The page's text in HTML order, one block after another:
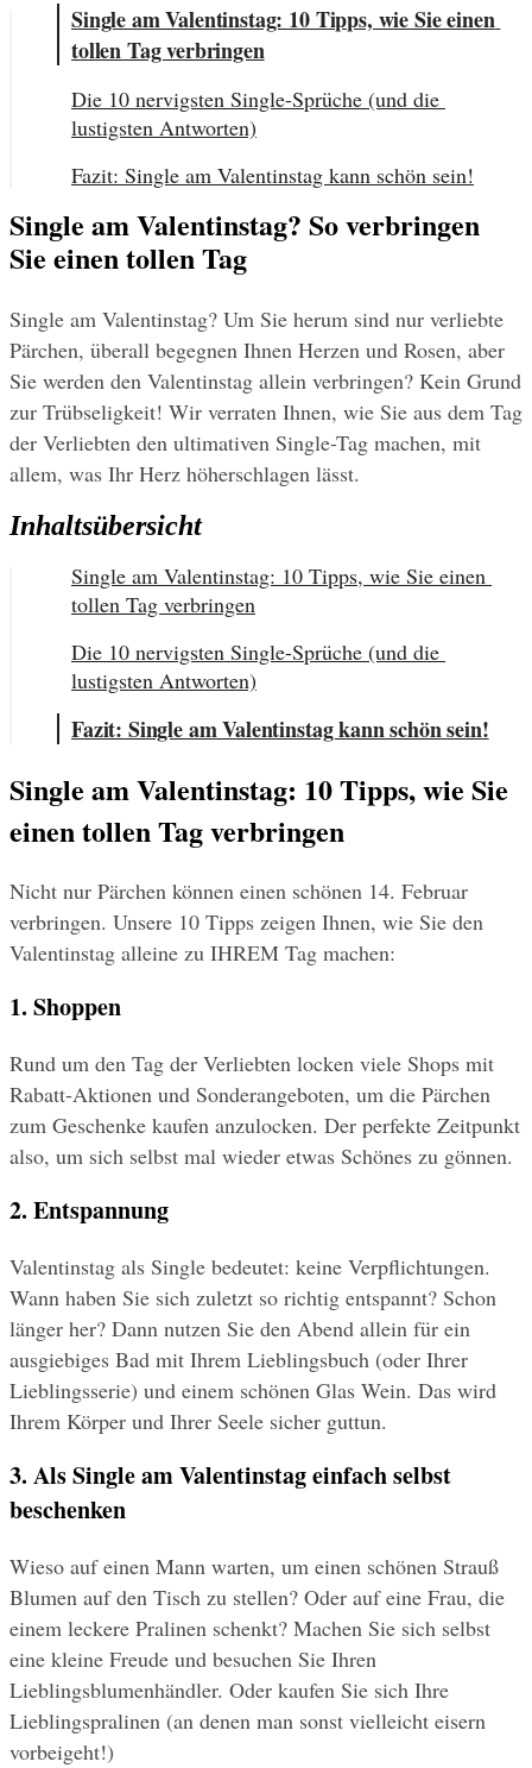
Single am Valentinstag: 10 Tipps, wie Sie einen
tollen Tag verbringen
Die 10 nervigsten Single-Sprüche (und die
lustigsten Antworten)
Fazit: Single am Valentinstag kann schön sein!
Single am Valentinstag? So verbringen
Sie einen tollen Tag
Single am Valentinstag? Um Sie herum sind nur verliebte
Pärchen, überall begegnen Ihnen Herzen und Rosen, aber
Sie werden den Valentinstag allein verbringen? Kein Grund
zur Trübseligkeit! Wir verraten Ihnen, wie Sie aus dem Tag
der Verliebten den ultimativen Single-Tag machen, mit
allem, was Ihr Herz höherschlagen lässt.
Inhaltsübersicht
Single am Valentinstag: 10 Tipps, wie Sie einen
tollen Tag verbringen
Die 10 nervigsten Single-Sprüche (und die
lustigsten Antworten)
Fazit: Single am Valentinstag kann schön sein!
Single am Valentinstag: 10 Tipps, wie Sie
einen tollen Tag verbringen
Nicht nur Pärchen können einen schönen 14. Februar
verbringen. Unsere 10 Tipps zeigen Ihnen, wie Sie den
Valentinstag alleine zu IHREM Tag machen:
1. Shoppen
Rund um den Tag der Verliebten locken viele Shops mit
Rabatt-Aktionen und Sonderangeboten, um die Pärchen
zum Geschenke kaufen anzulocken. Der perfekte Zeitpunkt
also, um sich selbst mal wieder etwas Schönes zu gönnen.
2. Entspannung
Valentinstag als Single bedeutet: keine Verpflichtungen.
Wann haben Sie sich zuletzt so richtig entspannt? Schon
länger her? Dann nutzen Sie den Abend allein für ein
ausgiebiges Bad mit Ihrem Lieblingsbuch (oder Ihrer
Lieblingsserie) und einem schönen Glas Wein. Das wird
Ihrem Körper und Ihrer Seele sicher guttun.
3. Als Single am Valentinstag einfach selbst
beschenken
Wieso auf einen Mann warten, um einen schönen Strauß
Blumen auf den Tisch zu stellen? Oder auf eine Frau, die
einem leckere Pralinen schenkt? Machen Sie sich selbst
eine kleine Freude und besuchen Sie Ihren
Lieblingsblumenhändler. Oder kaufen Sie sich Ihre
Lieblingspralinen (an denen man sonst vielleicht eisern
vorbeigeht!)